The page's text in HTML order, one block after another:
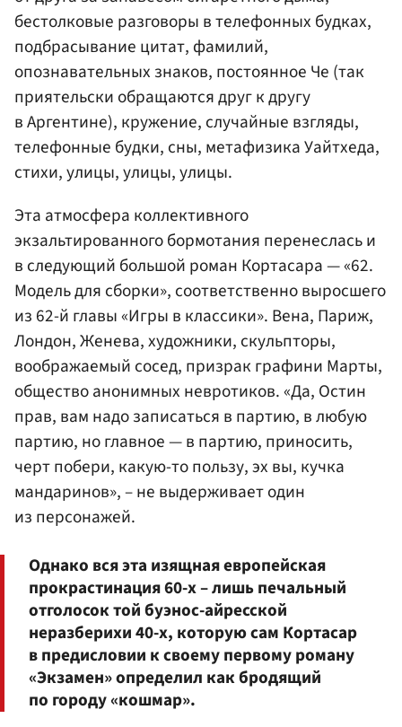
бестолковые разговоры в телефонных будках,
подбрасывание цитат, фамилий,
опознавательных знаков, постоянное Че (так
приятельски обращаются друг к другу
в Аргентине), кружение, случайные взгляды,
телефонные будки, сны, метафизика Уайтхеда,
стихи, улицы, улицы, улицы.
Эта атмосфера коллективного
экзальтированного бормотания перенеслась и
в следующий большой роман Кортасара — «62.
Модель для сборки», соответственно выросшего
из 62-й главы «Игры в классики». Вена, Париж,
Лондон, Женева, художники, скульпторы,
воображаемый сосед, призрак графини Марты,
общество анонимных невротиков. «Да, Остин
прав, вам надо записаться в партию, в любую
партию, но главное — в партию, приносить,
черт побери, какую-то пользу, эх вы, кучка
мандаринов», – не выдерживает один
из персонажей.
Однако вся эта изящная европейская
прокрастинация 60-х – лишь печальный
отголосок той буэнос-айресской
неразберихи 40-х, которую сам Кортасар
в предисловии к своему первому роману
«Экзамен» определил как бродящий
по городу «кошмар».